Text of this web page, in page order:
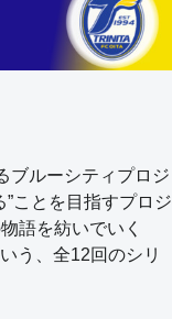
ブルーシティプロジ
ことを目指すプロジ
語を紡いでいく
う、全12回のシリ